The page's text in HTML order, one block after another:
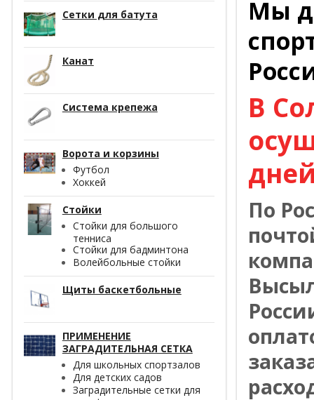
Сетки для батута
Канат
Система крепежа
Ворота и корзины
Футбол
Хоккей
Стойки
Стойки для большого
тенниса
Стойки для бадминтона
Волейбольные стойки
Щиты баскетбольные
ПРИМЕНЕНИЕ
ЗАГРАДИТЕЛЬНАЯ СЕТКА
Для школьных спортзалов
Для детских садов
Заградительные сетки для
Мы
В
По